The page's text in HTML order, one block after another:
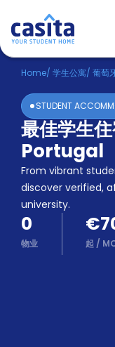
Home ZH
登
入
Booking
Accommodation
About
us
Blog
Refer
And
Earn
Become
Home/ 学生公寓/ 葡萄
STUDENT
最佳学生
Portugal
From vibrant
discover verified,
university.
0
物业 起 /